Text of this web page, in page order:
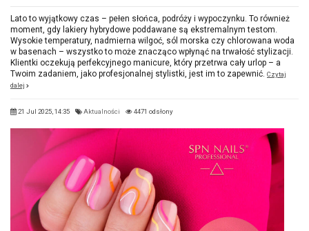
Lato to wyjątkowy czas – pełen słońca, podróży i wypoczynku. To również
moment, gdy lakiery hybrydowe poddawane są ekstremalnym testom.
Wysokie temperatury, nadmierna wilgoć, sól morska czy chlorowana woda
w basenach – wszystko to może znacząco wpłynąć na trwałość stylizacji.
Klientki oczekują perfekcyjnego manicure, który przetrwa cały urlop – a
Twoim zadaniem, jako profesjonalnej stylistki, jest im to zapewnić. Czytaj
dalej
21 Jul 2025, 14:35 Aktualności 4471 odsłony